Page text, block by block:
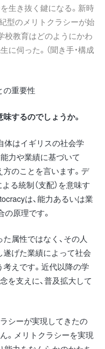
生き抜く鍵になる。新時
型のメリトクラシーが始
校教育はどのようにかわ
に伺った。（聞き手・構成
重要性
するのでしょうか。
体はイギリスの社会学
能力や業績に基づいて
のことを言います。デ
る統制（支配）を意味す
は、能力あるいは業
の原理です。
属性ではなく、その人
げた業績によって社会
えです。近代以降の学
を支えに、普及拡大して
シーが実現してきたの
。メリトクラシーを実現